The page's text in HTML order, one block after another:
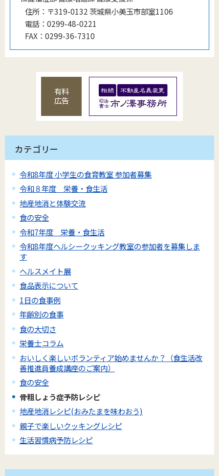
住所： 〒319-0132 茨城県小美玉市部室1106
電話： 0299-48-0221
FAX： 0299-36-7310
有料
広告
カテゴリー
令和8年度 小学生の食育教室 参加者募集
令和８年度 栄養・食生活
地産地消と体験交流
食の安全
令和7年度 栄養・食生活
令和8年度ヘルシークッキング教室の参加者を募集しま
す
ヘルスメイト展
食品表示について
1日の食事例
年齢別の食事
食の大切さ
栄養士コラム
おいしく楽しいボランティア始めませんか？（食生活改
善推進員養成講座のご案内）
食の安全
骨粗しょう症予防レシピ
地産地消レシピ(おみたまを味わおう)
親子で楽しいクッキングレシピ
生活習慣病予防レシピ